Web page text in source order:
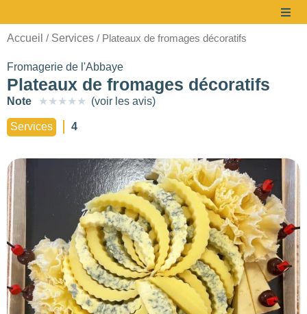
Accueil / Services / Plateaux de fromages décoratifs
Fromagerie de l'Abbaye
Plateaux de fromages décoratifs
Note ★★★★★ (voir les avis)
Services 4